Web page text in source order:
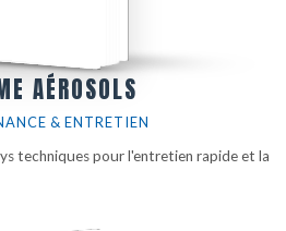
AÉROSOLS
& ENTRETIEN
techniques pour l'entretien rapide et la